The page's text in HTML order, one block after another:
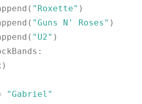
"Roxette" )
"Guns N' Roses" )
"U2" )
"Gabriel"